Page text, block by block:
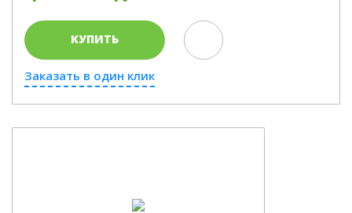
КУПИТЬ
Заказать в один клик